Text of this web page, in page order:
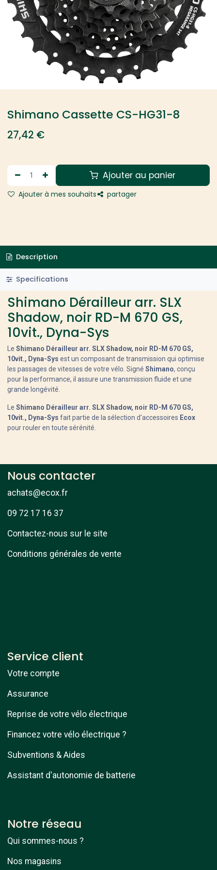
Shimano Cassette CS-HG31-8
27,42 €
Ajouter au panier
Ajouter à mes souhaits partager
Description
Specifications
Shimano Dérailleur arr. SLX
Shadow, noir RD-M 670 GS,
10vit., Dyna-Sys
Le Shimano Dérailleur arr. SLX Shadow, noir RD-M 670 GS,
10vit., Dyna-Sys est un composant de transmission qui optimise
les passages de vitesses de votre vélo. Signé Shimano, conçu
pour la performance, il assure une transmission fluide et une
grande longévité.
Le Shimano Dérailleur arr. SLX Shadow, noir RD-M 670 GS,
10vit., Dyna-Sys fait partie de la sélection d'accessoires Ecox
pour rouler en toute sérénité.
Nous contacter
achats@ecox.fr
09 72 17 16 37
Contactez-nous sur le site
Conditions générales de vente
Service client
Votre compte
Assurance
Reprise de votre vélo électrique
Financez votre vélo électrique ?
Subventions & Aides
Assistant d'autonomie de batterie
Notre réseau
Qui sommes-nous ?
Nos magasins